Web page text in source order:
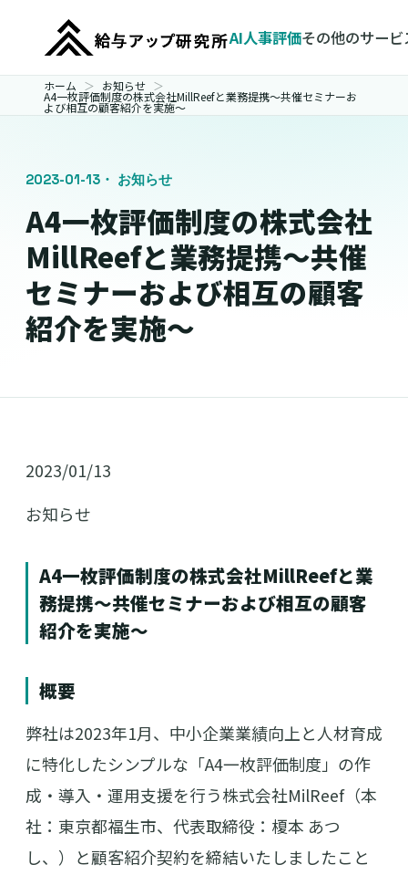
AI人事評価その他のサービ
ホーム お知らせ
A4一枚評価制度の株式会社MillReefと業務提携～共催セミナーお
よび相互の顧客紹介を実施～
2023-01-13 ・ お知らせ
A4一枚評価制度の株式会社
MillReefと業務提携～共催
セミナーおよび相互の顧客
紹介を実施～
2023/01/13
お知らせ
A4一枚評価制度の株式会社MillReefと業
務提携～共催セミナーおよび相互の顧客
紹介を実施～
概要
弊社は2023年1月、中小企業業績向上と人材育成
に特化したシンプルな「A4一枚評価制度」の作
成・導入・運用支援を行う株式会社MilReef（本
社：東京都福生市、代表取締役：榎本 あつ
し、）と顧客紹介契約を締結いたしましたこと